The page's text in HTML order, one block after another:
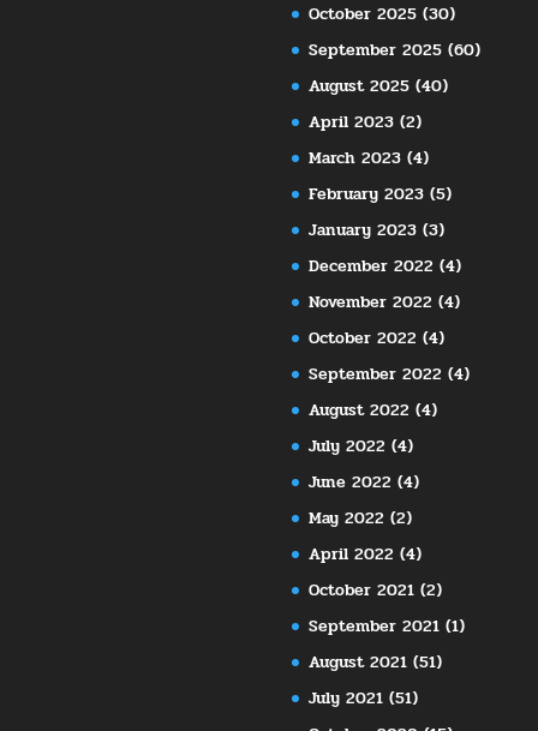
October 2025 (30)
September 2025 (60)
August 2025 (40)
April 2023 (2)
March 2023 (4)
February 2023 (5)
January 2023 (3)
December 2022 (4)
November 2022 (4)
October 2022 (4)
September 2022 (4)
August 2022 (4)
July 2022 (4)
June 2022 (4)
May 2022 (2)
April 2022 (4)
October 2021 (2)
September 2021 (1)
August 2021 (51)
July 2021 (51)